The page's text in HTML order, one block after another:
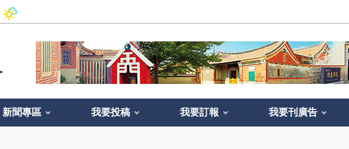
新聞專區 我要投稿 我要訂報 我要刊廣告